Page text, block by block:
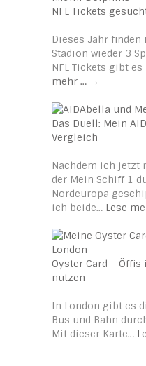
NFL Tickets
Dieses Jahr
Stadion wieder 3
NFL Tickets gibt
mehr … →
Das Duell: Mein
Vergleich
Nachdem ich jetzt
der Mein Schiff 1
Nordeuropa
ich beide… Lese
Oyster Card –
nutzen
In London gibt es
Bus und Bahn
Mit dieser Karte…